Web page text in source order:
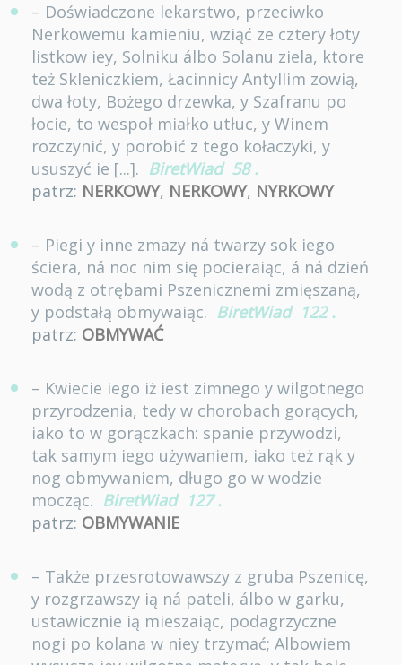
– Doświadczone lekarstwo, przeciwko
Nerkowemu kamieniu, wziąć ze cztery łoty
listkow iey, Solniku álbo Solanu ziela, ktore
też Skleniczkiem, Łacinnicy Antyllim zowią,
dwa łoty, Bożego drzewka, y Szafranu po
łocie, to wespoł miałko utłuc, y Winem
rozczynić, y porobić z tego kołaczyki, y
ususzyć ie [...]. BiretWiad 58 .
patrz: NERKOWY, NERKOWY, NYRKOWY
– Piegi y inne zmazy ná twarzy sok iego
ściera, ná noc nim się pocieraiąc, á ná dzień
wodą z otrębami Pszenicznemi zmięszaną,
y podstałą obmywaiąc. BiretWiad 122 .
patrz: OBMYWAĆ
– Kwiecie iego iż iest zimnego y wilgotnego
przyrodzenia, tedy w chorobach gorących,
iako to w gorączkach: spanie przywodzi,
tak samym iego używaniem, iako też rąk y
nog obmywaniem, długo go w wodzie
mocząc. BiretWiad 127 .
patrz: OBMYWANIE
– Także przesrotowawszy z gruba Pszenicę,
y rozgrzawszy ią ná pateli, álbo w garku,
ustawicznie ią mieszaiąc, podagrzyczne
nogi po kolana w niey trzymać; Albowiem